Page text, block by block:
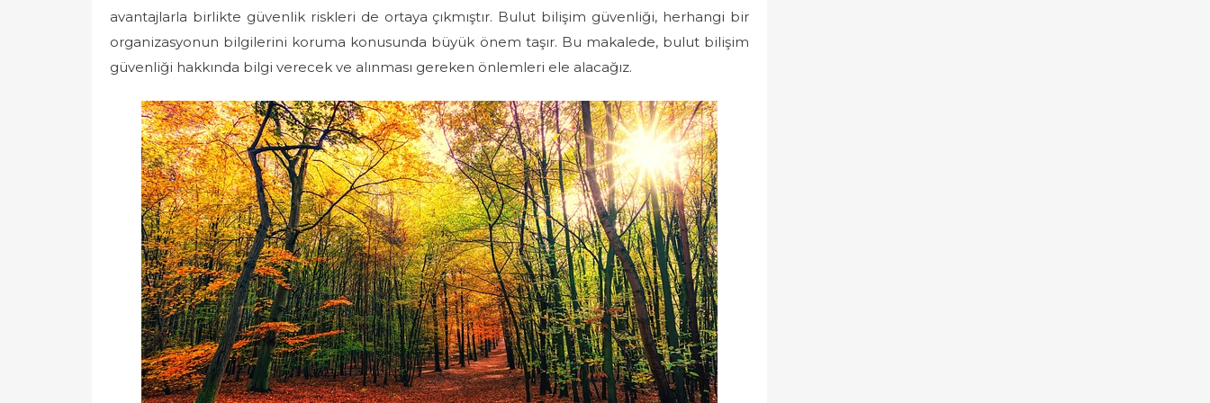
avantajlarla birlikte güvenlik riskleri de ortaya çıkmıştır. Bulut bilişim güvenliği, herhangi bir
organizasyonun bilgilerini koruma konusunda büyük önem taşır. Bu makalede, bulut bilişim
güvenliği hakkında bilgi verecek ve alınması gereken önlemleri ele alacağız.